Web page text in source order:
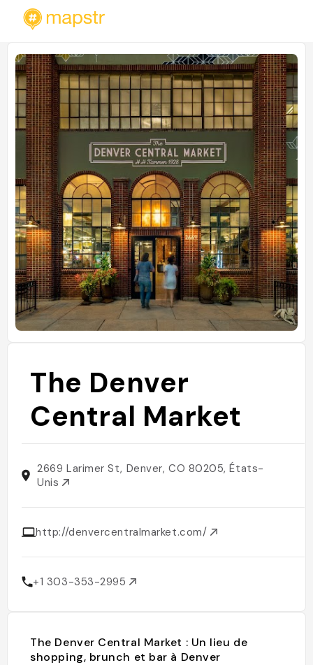
The Denver
Central Market
2669 Larimer St, Denver, CO 80205, États-
Unis
http://denvercentralmarket.com/
+1 303-353-2995
The Denver Central Market : Un lieu de
shopping, brunch et bar à Denver